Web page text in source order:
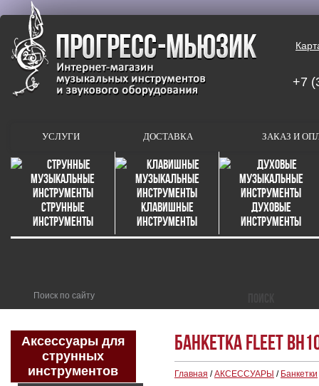
+7
УСЛУГИ ДОСТАВКА ЗАКАЗ И
Струнные
инструменты
Клавишные
инструменты
Духовые
инструменты
Банкетка Fleet
Главная /АКСЕССУАРЫ / Банкетки
Аксессуары для
струнных
инструментов